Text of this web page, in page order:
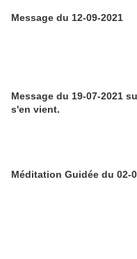
Message du 12-09-2021
Message du 19-07-2021
s'en vient.
Méditation Guidée du 02-